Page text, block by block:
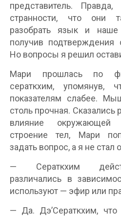
представитель.
странности, что они
разобрать язык и
получив подтверждения
Но вопросы я решил
Мари прошлась по
сераткхим,
показателям слабее.
столь прочная. Сказались
влияние
строение тел, Мари
задать вопрос, а я не стал
— Сераткхим
различались в
используют — эфир или
— Да. Дэ’Сераткхим, что